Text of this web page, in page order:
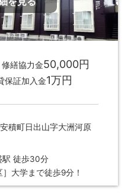
修繕協力金50,000円
保証加入金1万円
積町日出山字大洲河原
駅 徒歩30分
大学まで徒歩9分！